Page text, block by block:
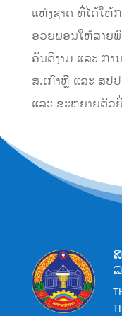
ແຫ່ງຊາດ ທີ່ໄດ້ໃຫ້
ອວຍພອນໃຫ້ສາຍ
ອັນດີງາມ ແລະ ກ
ສ.ເກົາຫຼີ ແລະ ສປ
ແລະ ຂະຫຍາຍຕົວ